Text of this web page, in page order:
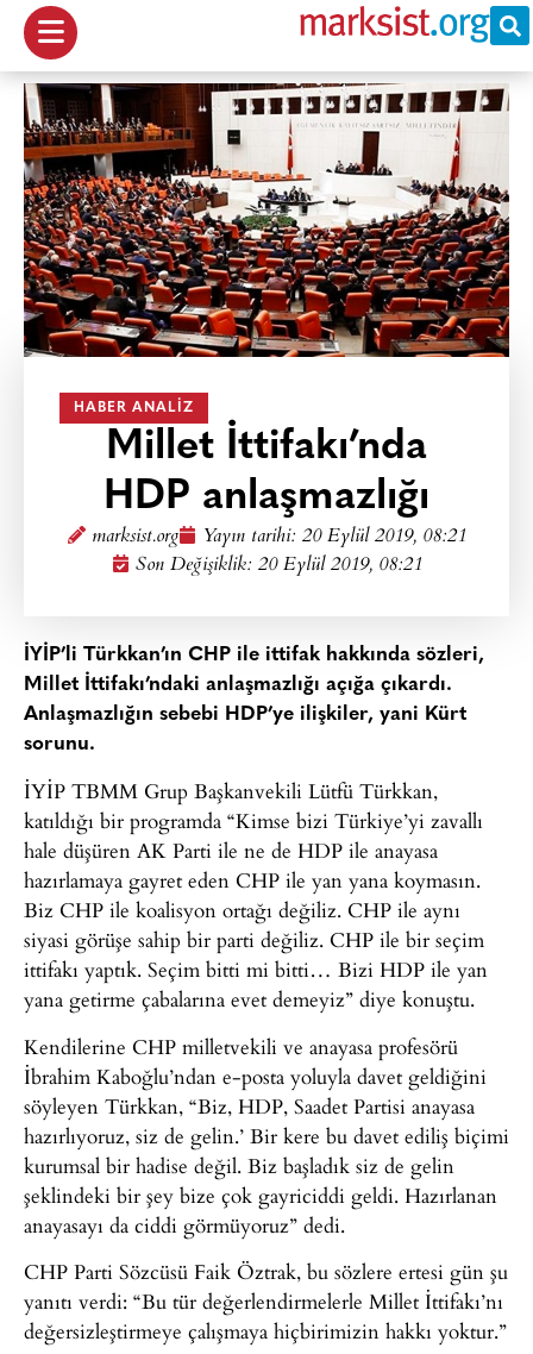
HABER ANALIZ
Millet İttifakı’nda
HDP anlaşmazlığı
marksist.org Yayın tarihi: 20 Eylül 2019, 08:21
Son Değişiklik: 20 Eylül 2019, 08:21
İYİP’li Türkkan’ın CHP ile ittifak hakkında sözleri,
Millet İttifakı’ndaki anlaşmazlığı açığa çıkardı.
Anlaşmazlığın sebebi HDP’ye ilişkiler, yani Kürt
sorunu.
İYİP TBMM Grup Başkanvekili Lütfü Türkkan,
katıldığı bir programda “Kimse bizi Türkiye’yi zavallı
hale düşüren AK Parti ile ne de HDP ile anayasa
hazırlamaya gayret eden CHP ile yan yana koymasın.
Biz CHP ile koalisyon ortağı değiliz. CHP ile aynı
siyasi görüşe sahip bir parti değiliz. CHP ile bir seçim
ittifakı yaptık. Seçim bitti mi bitti… Bizi HDP ile yan
yana getirme çabalarına evet demeyiz” diye konuştu.
Kendilerine CHP milletvekili ve anayasa profesörü
İbrahim Kaboğlu’ndan e-posta yoluyla davet geldiğini
söyleyen Türkkan, “Biz, HDP, Saadet Partisi anayasa
hazırlıyoruz, siz de gelin.’ Bir kere bu davet ediliş biçimi
kurumsal bir hadise değil. Biz başladık siz de gelin
şeklindeki bir şey bize çok gayriciddi geldi. Hazırlanan
anayasayı da ciddi görmüyoruz” dedi.
CHP Parti Sözcüsü Faik Öztrak, bu sözlere ertesi gün şu
yanıtı verdi: “Bu tür değerlendirmelerle Millet İttifakı’nı
değersizleştirmeye çalışmaya hiçbirimizin hakkı yoktur.”